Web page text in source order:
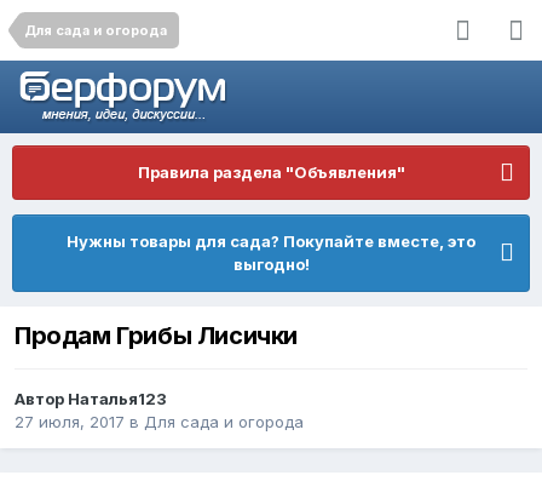
Для сада и огорода
Правила раздела "Объявления"
Нужны товары для сада? Покупайте вместе, это
выгодно!
Продам Грибы Лисички
Автор Наталья123
27 июля, 2017 в Для сада и огорода